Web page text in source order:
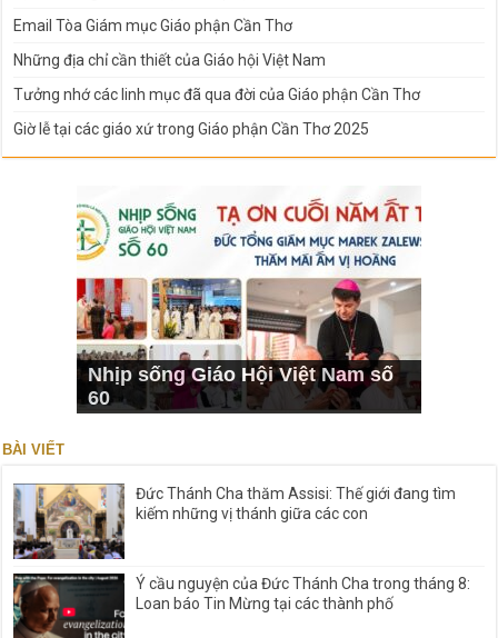
Email Tòa Giám mục Giáo phận Cần Thơ
Những địa chỉ cần thiết của Giáo hội Việt Nam
Tưởng nhớ các linh mục đã qua đời của Giáo phận Cần Thơ
Giờ lễ tại các giáo xứ trong Giáo phận Cần Thơ 2025
Nhịp sống Giáo Hội Việt Nam số
60
BÀI VIẾT
Đức Thánh Cha thăm Assisi: Thế giới đang tìm
kiếm những vị thánh giữa các con
Ý cầu nguyện của Đức Thánh Cha trong tháng 8:
Loan báo Tin Mừng tại các thành phố